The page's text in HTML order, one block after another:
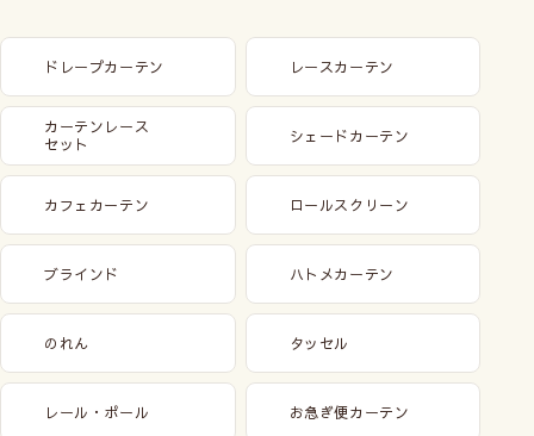
ドレープカーテン レースカーテン
カーテンレース
セット
シェードカーテン
カフェカーテン ロールスクリーン
ブラインド ハトメカーテン
のれん タッセル
レール・ポール お急ぎ便カーテン